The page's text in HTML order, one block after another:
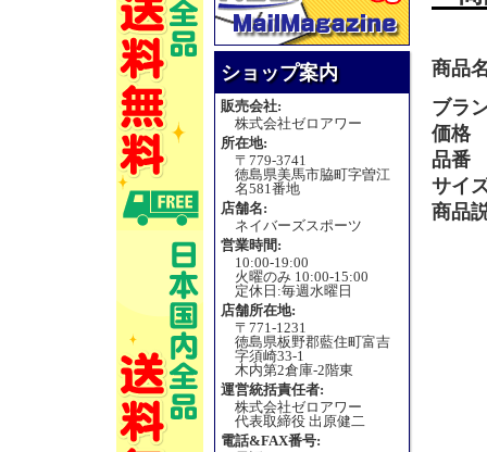
ショップ案内
販売会社:
株式会社ゼロアワー
所在地:
〒779-3741
徳島県美馬市脇町字曽江
名581番地
店舗名:
ネイバーズスポーツ
営業時間:
10:00-19:00
火曜のみ 10:00-15:00
定休日:毎週水曜日
店舗所在地:
〒771-1231
徳島県板野郡藍住町富吉
字須崎33-1
木内第2倉庫-2階東
運営統括責任者:
株式会社ゼロアワー
代表取締役 出原健二
電話&FAX番号:
商品
ブラ
価格
品番
サイ
商品